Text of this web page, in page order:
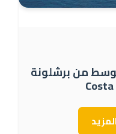
من برشلونة